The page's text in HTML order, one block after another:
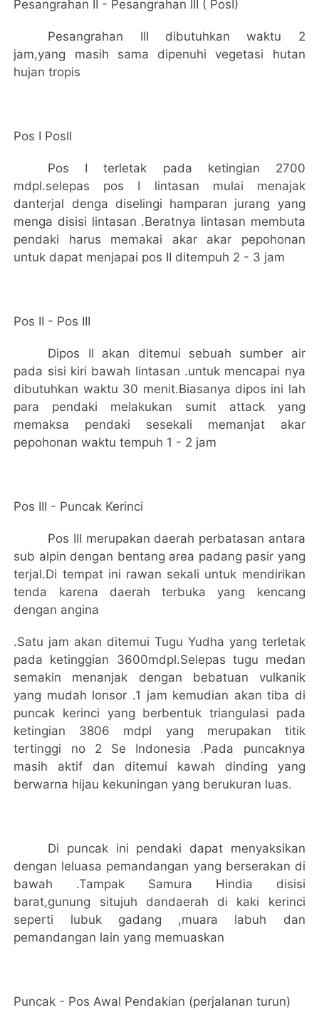
Pesangrahan II - Pesangrahan III ( PosI)
Pesangrahan III dibutuhkan waktu 2
jam,yang masih sama dipenuhi vegetasi hutan
hujan tropis
Pos I PosII
Pos I terletak pada ketingian 2700
mdpl.selepas pos I lintasan mulai menajak
danterjal denga diselingi hamparan jurang yang
menga disisi lintasan .Beratnya lintasan membuta
pendaki harus memakai akar akar pepohonan
untuk dapat menjapai pos II ditempuh 2 - 3 jam
Pos II - Pos III
Dipos II akan ditemui sebuah sumber air
pada sisi kiri bawah lintasan .untuk mencapai nya
dibutuhkan waktu 30 menit.Biasanya dipos ini lah
para pendaki melakukan sumit attack yang
memaksa pendaki sesekali memanjat akar
pepohonan waktu tempuh 1 - 2 jam
Pos III - Puncak Kerinci
Pos III merupakan daerah perbatasan antara
sub alpin dengan bentang area padang pasir yang
terjal.Di tempat ini rawan sekali untuk mendirikan
tenda karena daerah terbuka yang kencang
dengan angina
.Satu jam akan ditemui Tugu Yudha yang terletak
pada ketinggian 3600mdpl.Selepas tugu medan
semakin menanjak dengan bebatuan vulkanik
yang mudah lonsor .1 jam kemudian akan tiba di
puncak kerinci yang berbentuk triangulasi pada
ketingian 3806 mdpl yang merupakan titik
tertinggi no 2 Se Indonesia .Pada puncaknya
masih aktif dan ditemui kawah dinding yang
berwarna hijau kekuningan yang berukuran luas.
Di puncak ini pendaki dapat menyaksikan
dengan leluasa pemandangan yang berserakan di
bawah .Tampak Samura Hindia disisi
barat,gunung situjuh dandaerah di kaki kerinci
seperti lubuk gadang ,muara labuh dan
pemandangan lain yang memuaskan
Puncak - Pos Awal Pendakian (perjalanan turun)